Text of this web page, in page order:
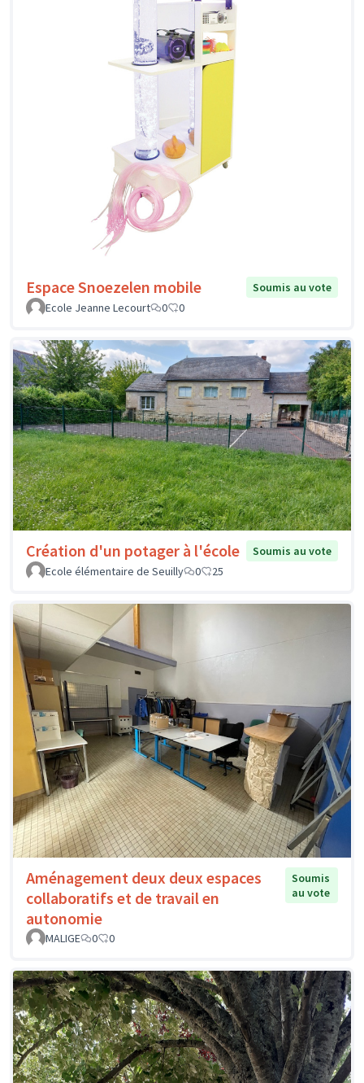
Espace Snoezelen mobile
Soumis au vote
Ecole Jeanne Lecourt
0 0
Création d'un potager à l'école
Soumis au vote
Ecole élémentaire de Seuilly
0 25
Aménagement deux deux espaces
collaboratifs et de travail en
autonomie
Soumis
au vote
MALIGE 0 0